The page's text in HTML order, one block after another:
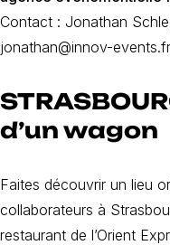
Contact : Jonathan
jonathan@innov-events.fr
d’un wagon
Faites découvrir un lieu
collaborateurs à
restaurant de l’Orient